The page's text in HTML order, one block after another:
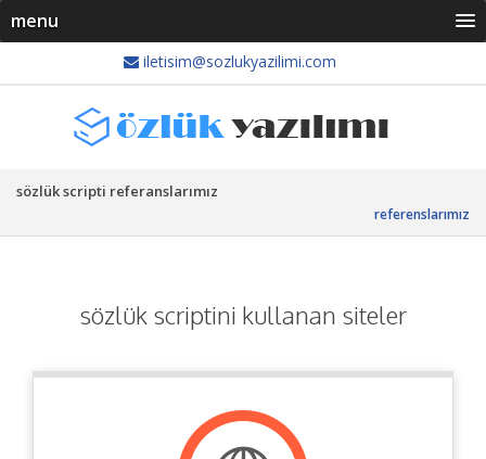
menu
iletisim@sozlukyazilimi.com
sözlük scripti referanslarımız
referenslarımız
sözlük scriptini kullanan siteler